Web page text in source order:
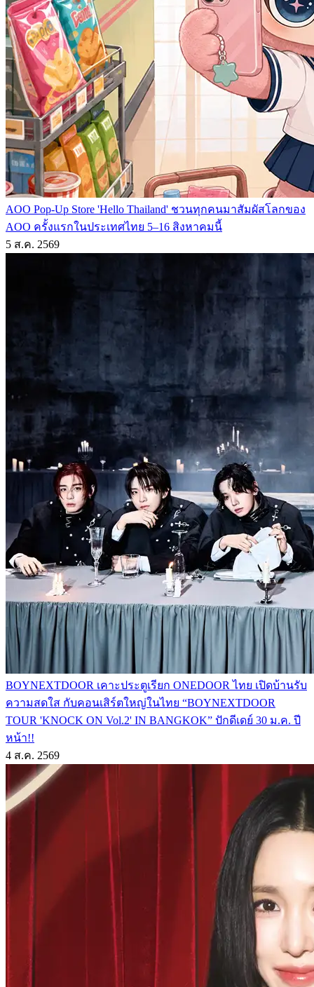
AOO Pop-Up Store 'Hello Thailand' ชวนทุกคนมาสัมผัสโลกของ
AOO ครั้งแรกในประเทศไทย 5–16 สิงหาคมนี้
5 ส.ค. 2569
BOYNEXTDOOR เคาะประตูเรียก ONEDOOR ไทย เปิดบ้านรับ
ความสดใส กับคอนเสิร์ตใหญ่ในไทย “BOYNEXTDOOR
TOUR 'KNOCK ON Vol.2' IN BANGKOK” ปักดีเดย์ 30 ม.ค. ปี
หน้า!!
4 ส.ค. 2569